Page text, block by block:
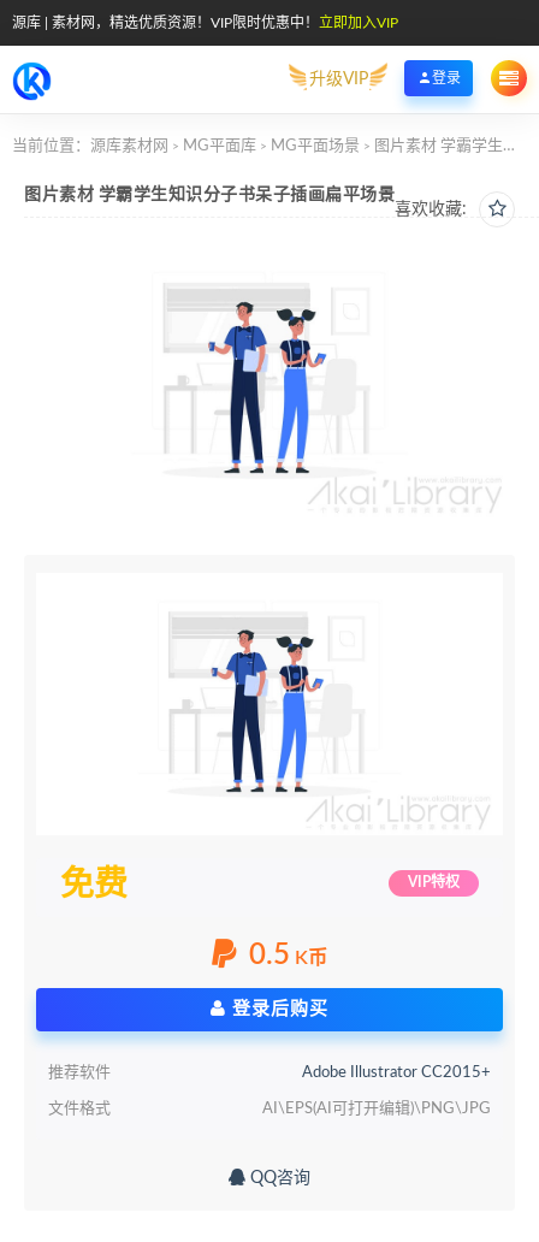
源库 | 素材网，精选优质资源！VIP限时优惠中！ 立即加入VIP
升级VIP 登录
当前位置： 源库素材网 > MG平面库 > MG平面场景 > 图片素材 学霸学生知识分子书呆子插画扁平场景
喜欢收藏:
图片素材 学霸学生知识分子书呆子插画扁平场景
免费 VIP特权
0.5 K币
登录后购买
推荐软件 Adobe Illustrator CC2015+
文件格式 AI\EPS(AI可打开编辑)\PNG\JPG
QQ咨询